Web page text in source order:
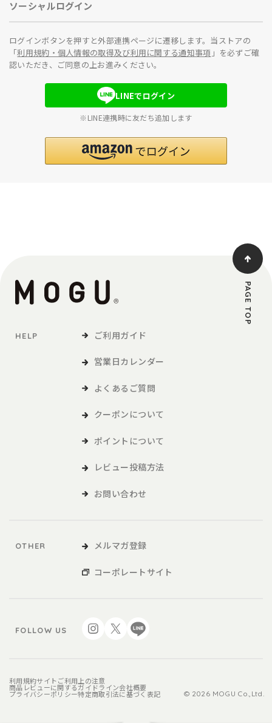
ソーシャルログイン
ログインボタンを押すと外部連携ページに遷移します。当ストアの
「利用規約・個人情報の取得及び利用に関する通知事項 」を必ずご確
認いただき、ご同意の上お進みください。
LINEでログイン
※LINE連携時に友だち追加します
HELP ご利用ガイド
営業日カレンダー
よくあるご質問
クーポンについて
ポイントについて
レビュー投稿方法
お問い合わせ
OTHER メルマガ登録
コーポレートサイト
FOLLOW US
利用規約サイトご利用上の注意
商品レビューに関するガイドライン会社概要
プライバシーポリシー特定商取引法に基づく表記 © 2026 MOGU Co.,Ltd.
PAGE TOP